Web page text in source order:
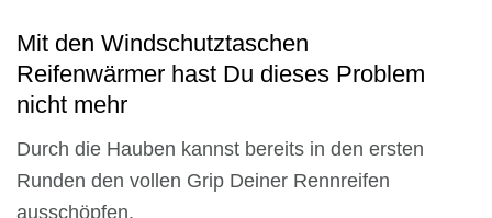
Mit den Windschutztaschen
Reifenwärmer hast Du dieses Problem
nicht mehr
Durch die Hauben kannst bereits in den ersten
Runden den vollen Grip Deiner Rennreifen
ausschöpfen.